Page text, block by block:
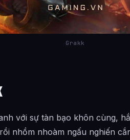
Grakk
với sự tàn bạo khôn cùng,
nhồm nhoàm ngấu nghiến